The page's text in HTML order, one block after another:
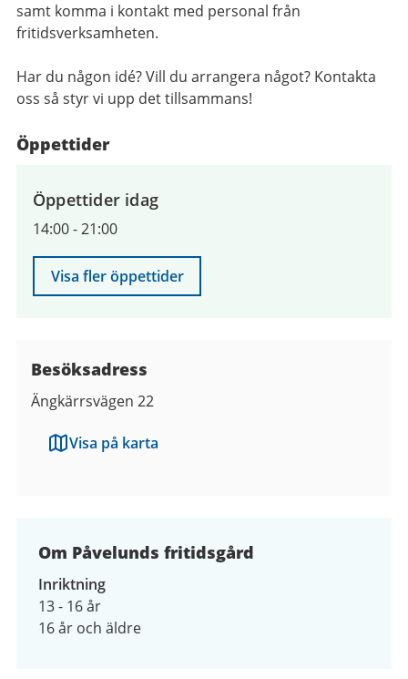
samt komma i kontakt med personal från
fritidsverksamheten.
Har du någon idé? Vill du arrangera något? Kontakta
oss så styr vi upp det tillsammans!
Öppettider
Öppettider idag
14:00-21:00
Visa fler öppettider
Besöksadress
Ängkärrsvägen 22
Visa på karta
Om Påvelunds fritidsgård
Inriktning
13 - 16 år
16 år och äldre